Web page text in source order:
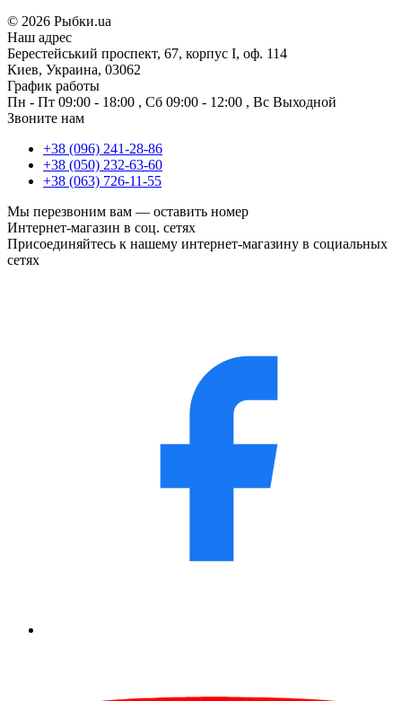
© 2026 Рыбки.ua
Наш адрес
Берестейський проспект, 67, корпус I, оф. 114
Киев, Украина, 03062
График работы
Пн - Пт 09:00 - 18:00 , Сб 09:00 - 12:00 , Вс Выходной
Звоните нам
+38 (096) 241-28-86
+38 (050) 232-63-60
+38 (063) 726-11-55
Мы перезвоним вам — оставить номер
Интернет-магазин в соц. сетях
Присоединяйтесь к нашему интернет-магазину в социальных
сетях